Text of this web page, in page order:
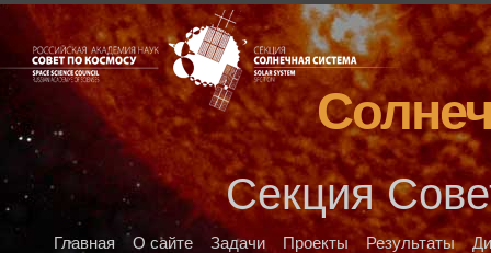
Секция
Главная О сайте Задачи Проекты Результаты